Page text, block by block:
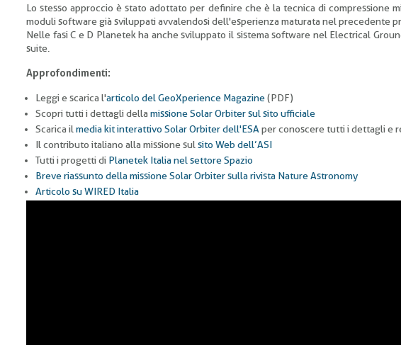
Lo stesso approccio è stato adottato per definire che è la tecnica di compressione
moduli software già sviluppati avvalendosi dell'esperienza maturata nel precedente
Nelle fasi C e D Planetek ha anche sviluppato il sistema software nel Electrical
suite.
Approfondimenti:
Leggi e scarica l'articolo del GeoXperience Magazine(PDF)
Scopri tutti i dettagli della missione Solar Orbiter sul sito ufficiale
Scarica il media kit interattivo Solar Orbiter dell'ESA per conoscere tutti i dettagli e
Il contributo italiano alla missione sul sito Web dell’ASI
Tutti i progetti di Planetek Italia nel settore Spazio
Breve riassunto della missione Solar Orbiter sulla rivista Nature Astronomy
Articolo su WIRED Italia